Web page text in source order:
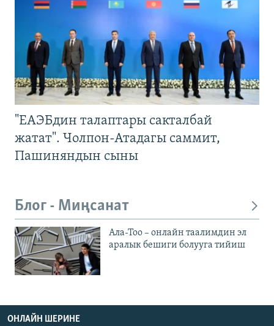
"ЕАЭБдин талаптары сакталбай
жатат". Чолпон-Атадагы саммит,
Пашиняндын сыны
Блог - Миңсанат
Ала-Тоо – онлайн таалимдин эл
аралык бешиги болууга тийиш
ОНЛАЙН ШЕРИНЕ